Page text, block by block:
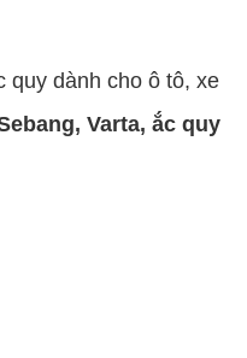
quy dành cho ô tô, xe
, Varta, ắc quy